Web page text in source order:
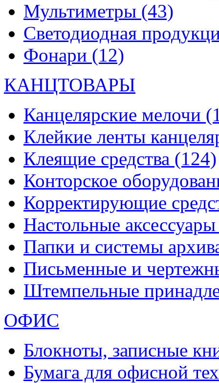
Мультиметры (43)
Светодиодная
Фонари (12)
КАНЦТОВАРЫ
Канцелярские мелочи
Клейкие ленты
Клеящие средства (124)
Конторское
Корректирующие
Настольные
Папки и системы
Письменные и
Штемпельные
ОФИС
Блокноты, записные
Бумага для офисной